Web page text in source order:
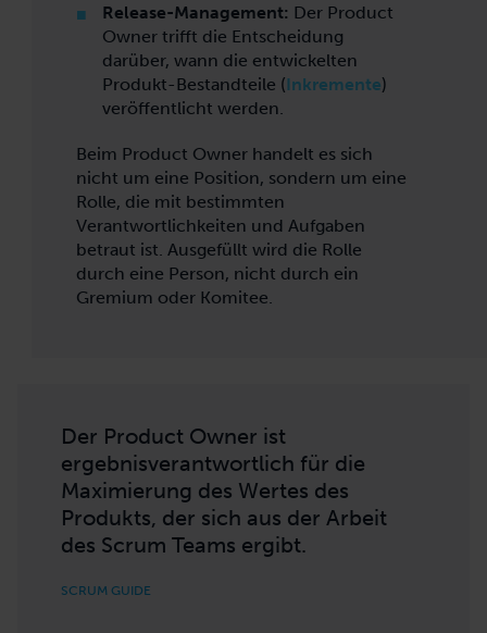
Release-Management: Der Product
Owner trifft die Entscheidung
darüber, wann die entwickelten
Produkt-Bestandteile (Inkremente)
veröffentlicht werden.
Beim Product Owner handelt es sich
nicht um eine Position, sondern um eine
Rolle, die mit bestimmten
Verantwortlichkeiten und Aufgaben
betraut ist. Ausgefüllt wird die Rolle
durch eine Person, nicht durch ein
Gremium oder Komitee.
Der Product Owner ist
ergebnisverantwortlich für die
Maximierung des Wertes des
Produkts, der sich aus der Arbeit
des Scrum Teams ergibt.
SCRUM GUIDE